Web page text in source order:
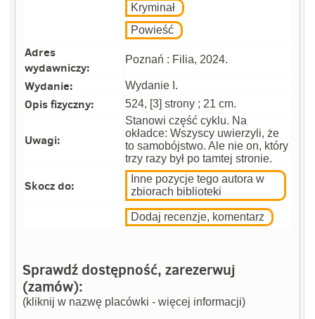
Kryminał
Powieść
Adres
wydawniczy:
Poznań : Filia, 2024.
Wydanie: Wydanie I.
Opis fizyczny: 524, [3] strony ; 21 cm.
Uwagi:
Stanowi część cyklu. Na
okładce: Wszyscy uwierzyli, że
to samobójstwo. Ale nie on, który
trzy razy był po tamtej stronie.
Skocz do:
Inne pozycje tego autora w
zbiorach biblioteki
Dodaj recenzje, komentarz
Sprawdź dostępność, zarezerwuj
(zamów):
(kliknij w nazwę placówki - więcej informacji)